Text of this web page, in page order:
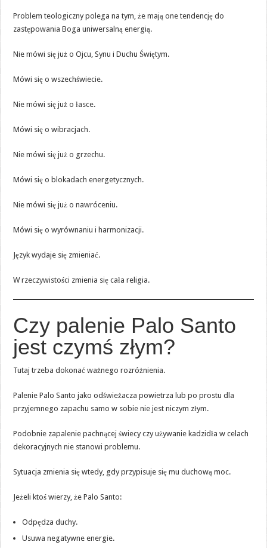
Problem teologiczny polega na tym, że mają one tendencję do
zastępowania Boga uniwersalną energią.
Nie mówi się już o Ojcu, Synu i Duchu Świętym.
Mówi się o wszechświecie.
Nie mówi się już o łasce.
Mówi się o wibracjach.
Nie mówi się już o grzechu.
Mówi się o blokadach energetycznych.
Nie mówi się już o nawróceniu.
Mówi się o wyrównaniu i harmonizacji.
Język wydaje się zmieniać.
W rzeczywistości zmienia się cała religia.
Czy palenie Palo Santo
jest czymś złym?
Tutaj trzeba dokonać ważnego rozróżnienia.
Palenie Palo Santo jako odświeżacza powietrza lub po prostu dla
przyjemnego zapachu samo w sobie nie jest niczym złym.
Podobnie zapalenie pachnącej świecy czy używanie kadzidła w celach
dekoracyjnych nie stanowi problemu.
Sytuacja zmienia się wtedy, gdy przypisuje się mu duchową moc.
Jeżeli ktoś wierzy, że Palo Santo:
Odpędza duchy.
Usuwa negatywne energie.